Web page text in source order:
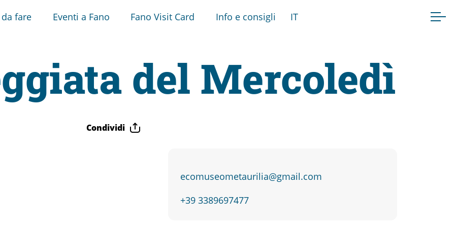
da fare Eventi a Fano Fano Visit Card Info e consigli IT
del Mercoledì
Condividi
ecomuseometaurilia@gmail.com
+39 3389697477